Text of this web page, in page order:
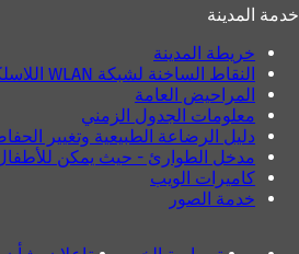
خدمة المدينة
خريطة المدينة
النقاط الساخنة لشبكة WLAN اللاسلكية
المراحيض العامة
معلومات الجدول الزمني
دليل الرضاعة الطبيعية وتغيير
مدخل الطوارئ - حيث يمكن
كاميرات الويب
خدمة الصور